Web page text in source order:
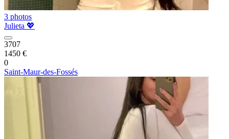
3 photos
Julieta 💖
3707
1450 €
0
Saint-Maur-des-Fossés